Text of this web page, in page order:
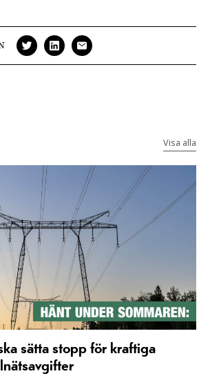
Visa alla
sätta stopp för kraftiga